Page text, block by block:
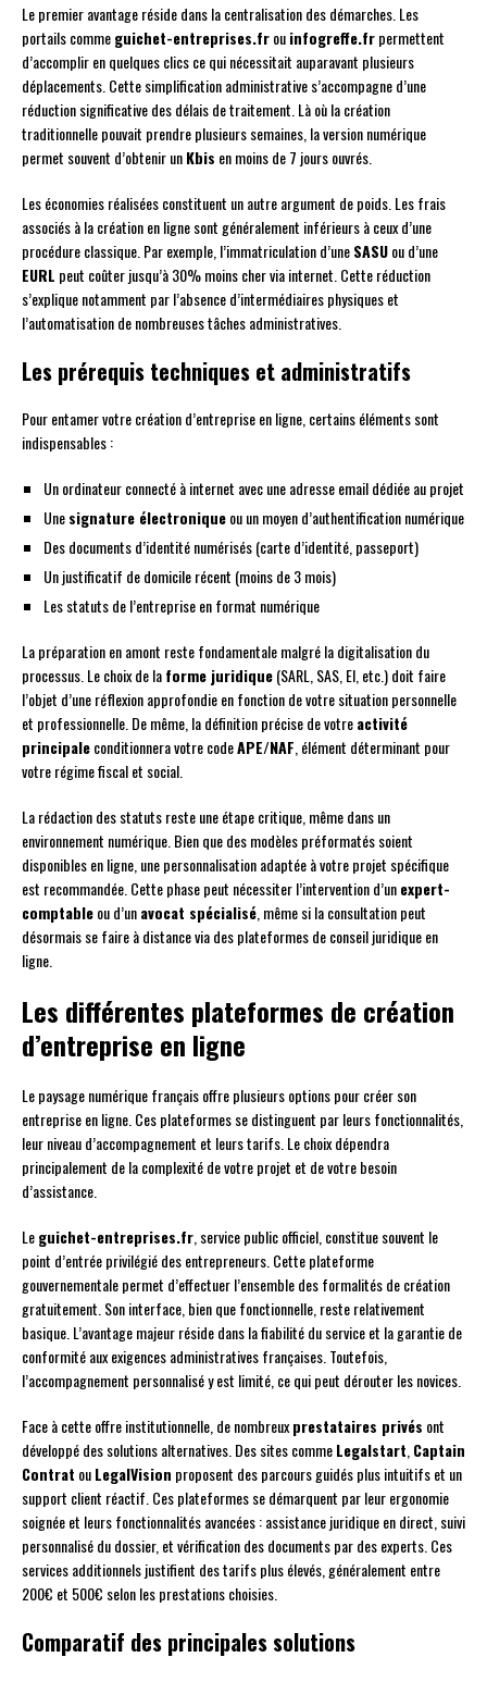
Le premier avantage réside dans la centralisation des démarches. Les
portails commeguichet-entreprises.frouinfogreffe.frpermettent
d’accomplir en quelques clics ce qui nécessitait auparavant plusieurs
déplacements. Cette simplification administrative s’accompagne d’une
réduction significative des délais de traitement. Là où la création
traditionnelle pouvait prendre plusieurs semaines, la version numérique
permet souvent d’obtenir unKbis en moins de 7 jours ouvrés.
Les économies réalisées constituent un autre argument de poids. Les frais
associés à la création en ligne sont généralement inférieurs à ceux d’une
procédure classique. Par exemple, l’immatriculation d’uneSASUou d’une
EURL peut coûter jusqu’à 30% moins cher via internet. Cette réduction
s’explique notamment par l’absence d’intermédiaires physiques et
l’automatisation de nombreuses tâches administratives.
Les prérequis techniques et administratifs
Pour entamer votre création d’entreprise en ligne, certains éléments sont
indispensables :
Un ordinateur connecté à internet avec une adresse email dédiée au projet
Unesignature électroniqueou un moyen d’authentification numérique
Des documents d’identité numérisés (carte d’identité, passeport)
Un justificatif de domicile récent (moins de 3 mois)
Les statuts de l’entreprise en format numérique
La préparation en amont reste fondamentale malgré la digitalisation du
processus. Le choix de laforme juridique(SARL, SAS, EI, etc.) doit faire
l’objet d’une réflexion approfondie en fonction de votre situation personnelle
et professionnelle. De même, la définition précise de votreactivité
principaleconditionnera votre codeAPE/NAF , élément déterminant pour
votre régime fiscal et social.
La rédaction des statuts reste une étape critique, même dans un
environnement numérique. Bien que des modèles préformatés soient
disponibles en ligne, une personnalisation adaptée à votre projet spécifique
est recommandée. Cette phase peut nécessiter l’intervention d’unexpert-
comptableou d’unavocat spécialisé , même si la consultation peut
désormais se faire à distance via des plateformes de conseil juridique en
ligne.
Les différentes plateformes de création
d’entreprise en ligne
Le paysage numérique français offre plusieurs options pour créer son
entreprise en ligne. Ces plateformes se distinguent par leurs fonctionnalités,
leur niveau d’accompagnement et leurs tarifs. Le choix dépendra
principalement de la complexité de votre projet et de votre besoin
d’assistance.
Leguichet-entreprises.fr , service public officiel, constitue souvent le
point d’entrée privilégié des entrepreneurs. Cette plateforme
gouvernementale permet d’effectuer l’ensemble des formalités de création
gratuitement. Son interface, bien que fonctionnelle, reste relativement
basique. L’avantage majeur réside dans la fiabilité du service et la garantie de
conformité aux exigences administratives françaises. Toutefois,
l’accompagnement personnalisé y est limité, ce qui peut dérouter les novices.
Face à cette offre institutionnelle, de nombreuxprestataires privés ont
développé des solutions alternatives. Des sites commeLegalstart Captain
Contrat ouLegalVision proposent des parcours guidés plus intuitifs et un
support client réactif. Ces plateformes se démarquent par leur ergonomie
soignée et leurs fonctionnalités avancées : assistance juridique en direct, suivi
personnalisé du dossier, et vérification des documents par des experts. Ces
services additionnels justifient des tarifs plus élevés, généralement entre
200€ et 500€ selon les prestations choisies.
Comparatif des principales solutions